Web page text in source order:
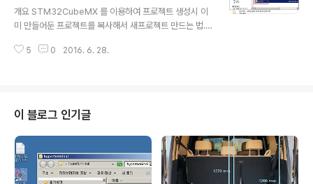
개요 STM32CubeMX 를 이용하여 프로젝트 생성시 이
미 만들어둔 프로젝트를 복사해서 새프로젝트 만드는 법.
것과 거의 동일한 설정인 D1F107 을 만들어야 하는 경우,
기. 단계1. 프로젝트 폴더 만들기. 새로만들 프로젝트명이
D1F107 작업폴더에서 D1F107 폴더를 새로 만든다. 아
래그림의 붉박. 단계2. 이미만들어진 프로젝트의 STM32
CubeMX 프로젝트 파일 복사하고 이름 변경. 본 예에서는
상기 그림의 파박폴더내에 있는 D1F98.ioc 파일을 폴더..
5 0 2016. 6. 28.
이 블로그 인기글